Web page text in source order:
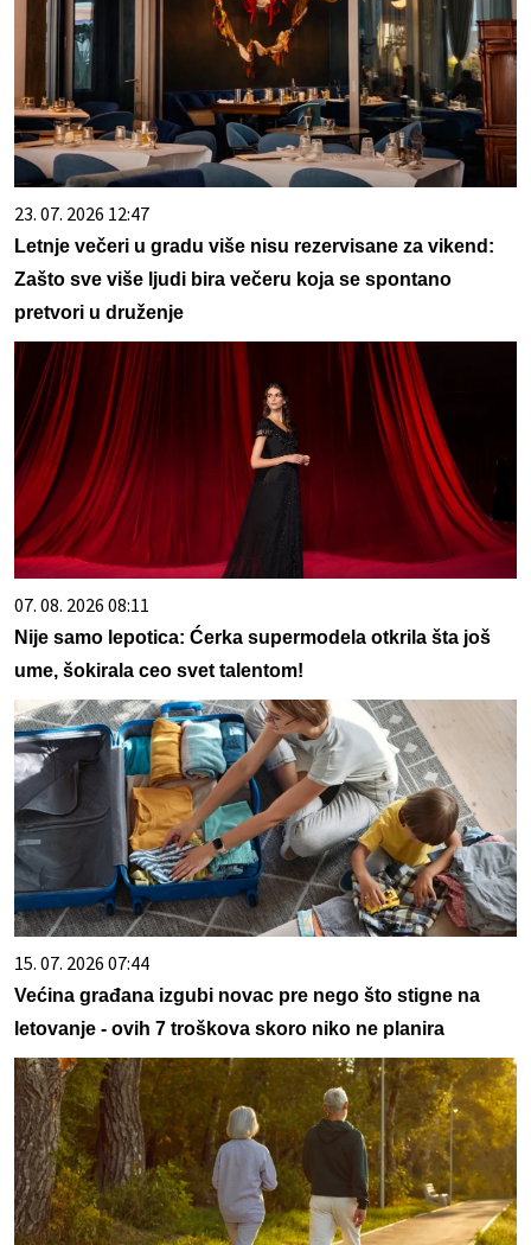
23. 07. 2026 12:47
Letnje večeri u gradu više nisu rezervisane za vikend:
Zašto sve više ljudi bira večeru koja se spontano
pretvori u druženje
07. 08. 2026 08:11
Nije samo lepotica: Ćerka supermodela otkrila šta još
ume, šokirala ceo svet talentom!
15. 07. 2026 07:44
Većina građana izgubi novac pre nego što stigne na
letovanje - ovih 7 troškova skoro niko ne planira